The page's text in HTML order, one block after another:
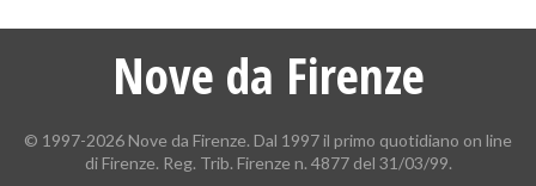
Nove da Firenze
© 1997-2026 Nove da Firenze. Dal 1997 il primo quotidiano on line
di Firenze. Reg. Trib. Firenze n. 4877 del 31/03/99.